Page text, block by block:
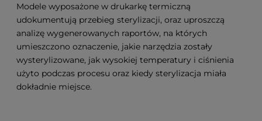
Modele wyposażone w drukarkę termiczną
udokumentują przebieg sterylizacji, oraz uproszczą
analizę wygenerowanych raportów, na których
umieszczono oznaczenie, jakie narzędzia zostały
wysterylizowane, jak wysokiej temperatury i ciśnienia
użyto podczas procesu oraz kiedy sterylizacja miała
dokładnie miejsce.